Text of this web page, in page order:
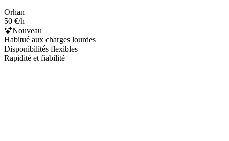
Orhan
50 €/h
Nouveau
Habitué aux charges lourdes
Disponibilités flexibles
Rapidité et fiabilité